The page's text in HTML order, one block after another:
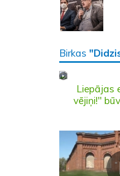
Birkas
Liepājas
vējiņi!"